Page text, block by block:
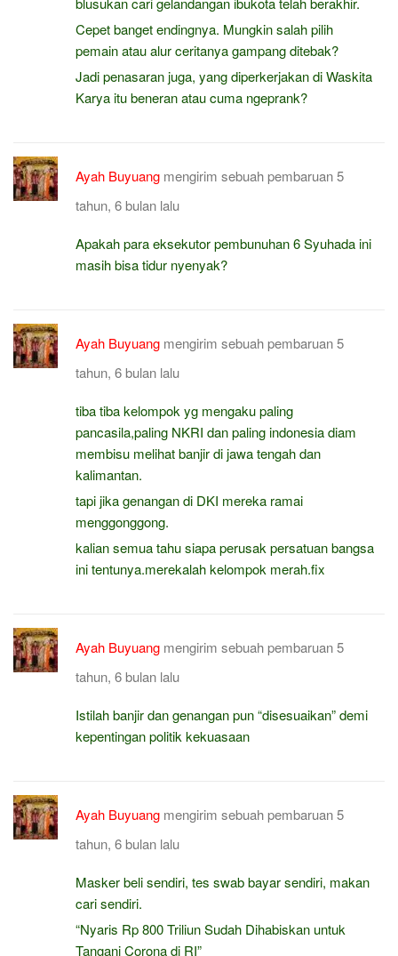
Cepet banget endingnya. Mungkin salah pilih
pemain atau alur ceritanya gampang ditebak?
Jadi penasaran juga, yang diperkerjakan di Waskita
Karya itu beneran atau cuma ngeprank?
Ayah Buyuang mengirim sebuah pembaruan5
tahun, 6 bulan lalu
Apakah para eksekutor pembunuhan 6 Syuhada ini
masih bisa tidur nyenyak?
Ayah Buyuang mengirim sebuah pembaruan5
tahun, 6 bulan lalu
tiba tiba kelompok yg mengaku paling
pancasila,paling NKRI dan paling indonesia diam
membisu melihat banjir di jawa tengah dan
kalimantan.
tapi jika genangan di DKI mereka ramai
menggonggong.
kalian semua tahu siapa perusak persatuan bangsa
ini tentunya.merekalah kelompok merah.fix
Ayah Buyuang mengirim sebuah pembaruan5
tahun, 6 bulan lalu
Istilah banjir dan genangan pun “disesuaikan” demi
kepentingan politik kekuasaan
Ayah Buyuang mengirim sebuah pembaruan5
tahun, 6 bulan lalu
Masker beli sendiri, tes swab bayar sendiri, makan
cari sendiri.
“Nyaris Rp 800 Triliun Sudah Dihabiskan untuk
Tangani Corona di RI”